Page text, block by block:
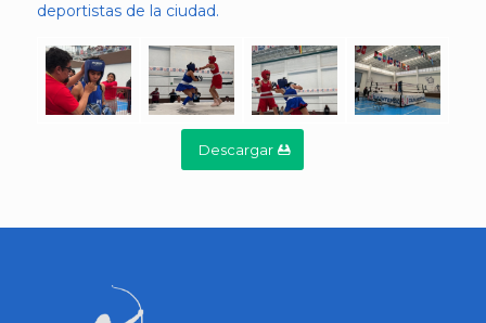
deportistas de la ciudad.
Descargar